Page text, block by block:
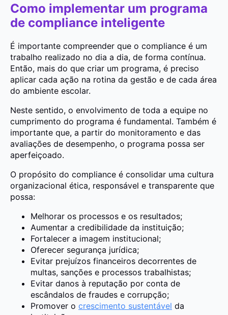
Como implementar um programa
de compliance inteligente
É importante compreender que o compliance é um
trabalho realizado no dia a dia, de forma contínua.
Então, mais do que criar um programa, é preciso
aplicar cada ação na rotina da gestão e de cada área
do ambiente escolar.
Neste sentido, o envolvimento de toda a equipe no
cumprimento do programa é fundamental. Também é
importante que, a partir do monitoramento e das
avaliações de desempenho, o programa possa ser
aperfeiçoado.
O propósito do compliance é consolidar uma cultura
organizacional ética, responsável e transparente que
possa:
Melhorar os processos e os resultados;
Aumentar a credibilidade da instituição;
Fortalecer a imagem institucional;
Oferecer segurança jurídica;
Evitar prejuízos financeiros decorrentes de
multas, sanções e processos trabalhistas;
Evitar danos à reputação por conta de
escândalos de fraudes e corrupção;
Promover o crescimento sustentável da